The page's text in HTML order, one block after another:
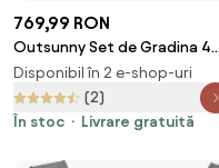
769,99 RON
Outsunny Set de Gradina 4
bucati cu Masuta de cafea, 2
Scaune si o Panca in Metal,
Negru | Aosom Romania
Disponibil în 2 e-shop-uri
(2)
În stoc
Livrare gratuită